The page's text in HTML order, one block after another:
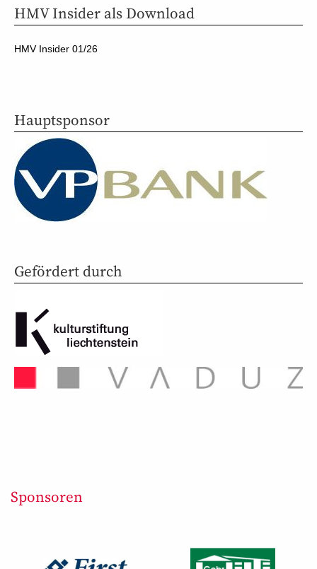
HMV Insider als Download
HMV Insider 01/26
Hauptsponsor
Gefördert durch
Sponsoren